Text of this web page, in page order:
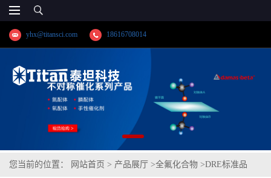
yhx@titansci.com 18616708014
您当前的位置： 网站首页 > 产品展厅 >全氟化合物 >DRE标准品